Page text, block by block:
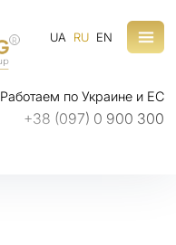
R
Работаем по Украине и ЕС
+38 (097) 0 900 300
UA RU EN